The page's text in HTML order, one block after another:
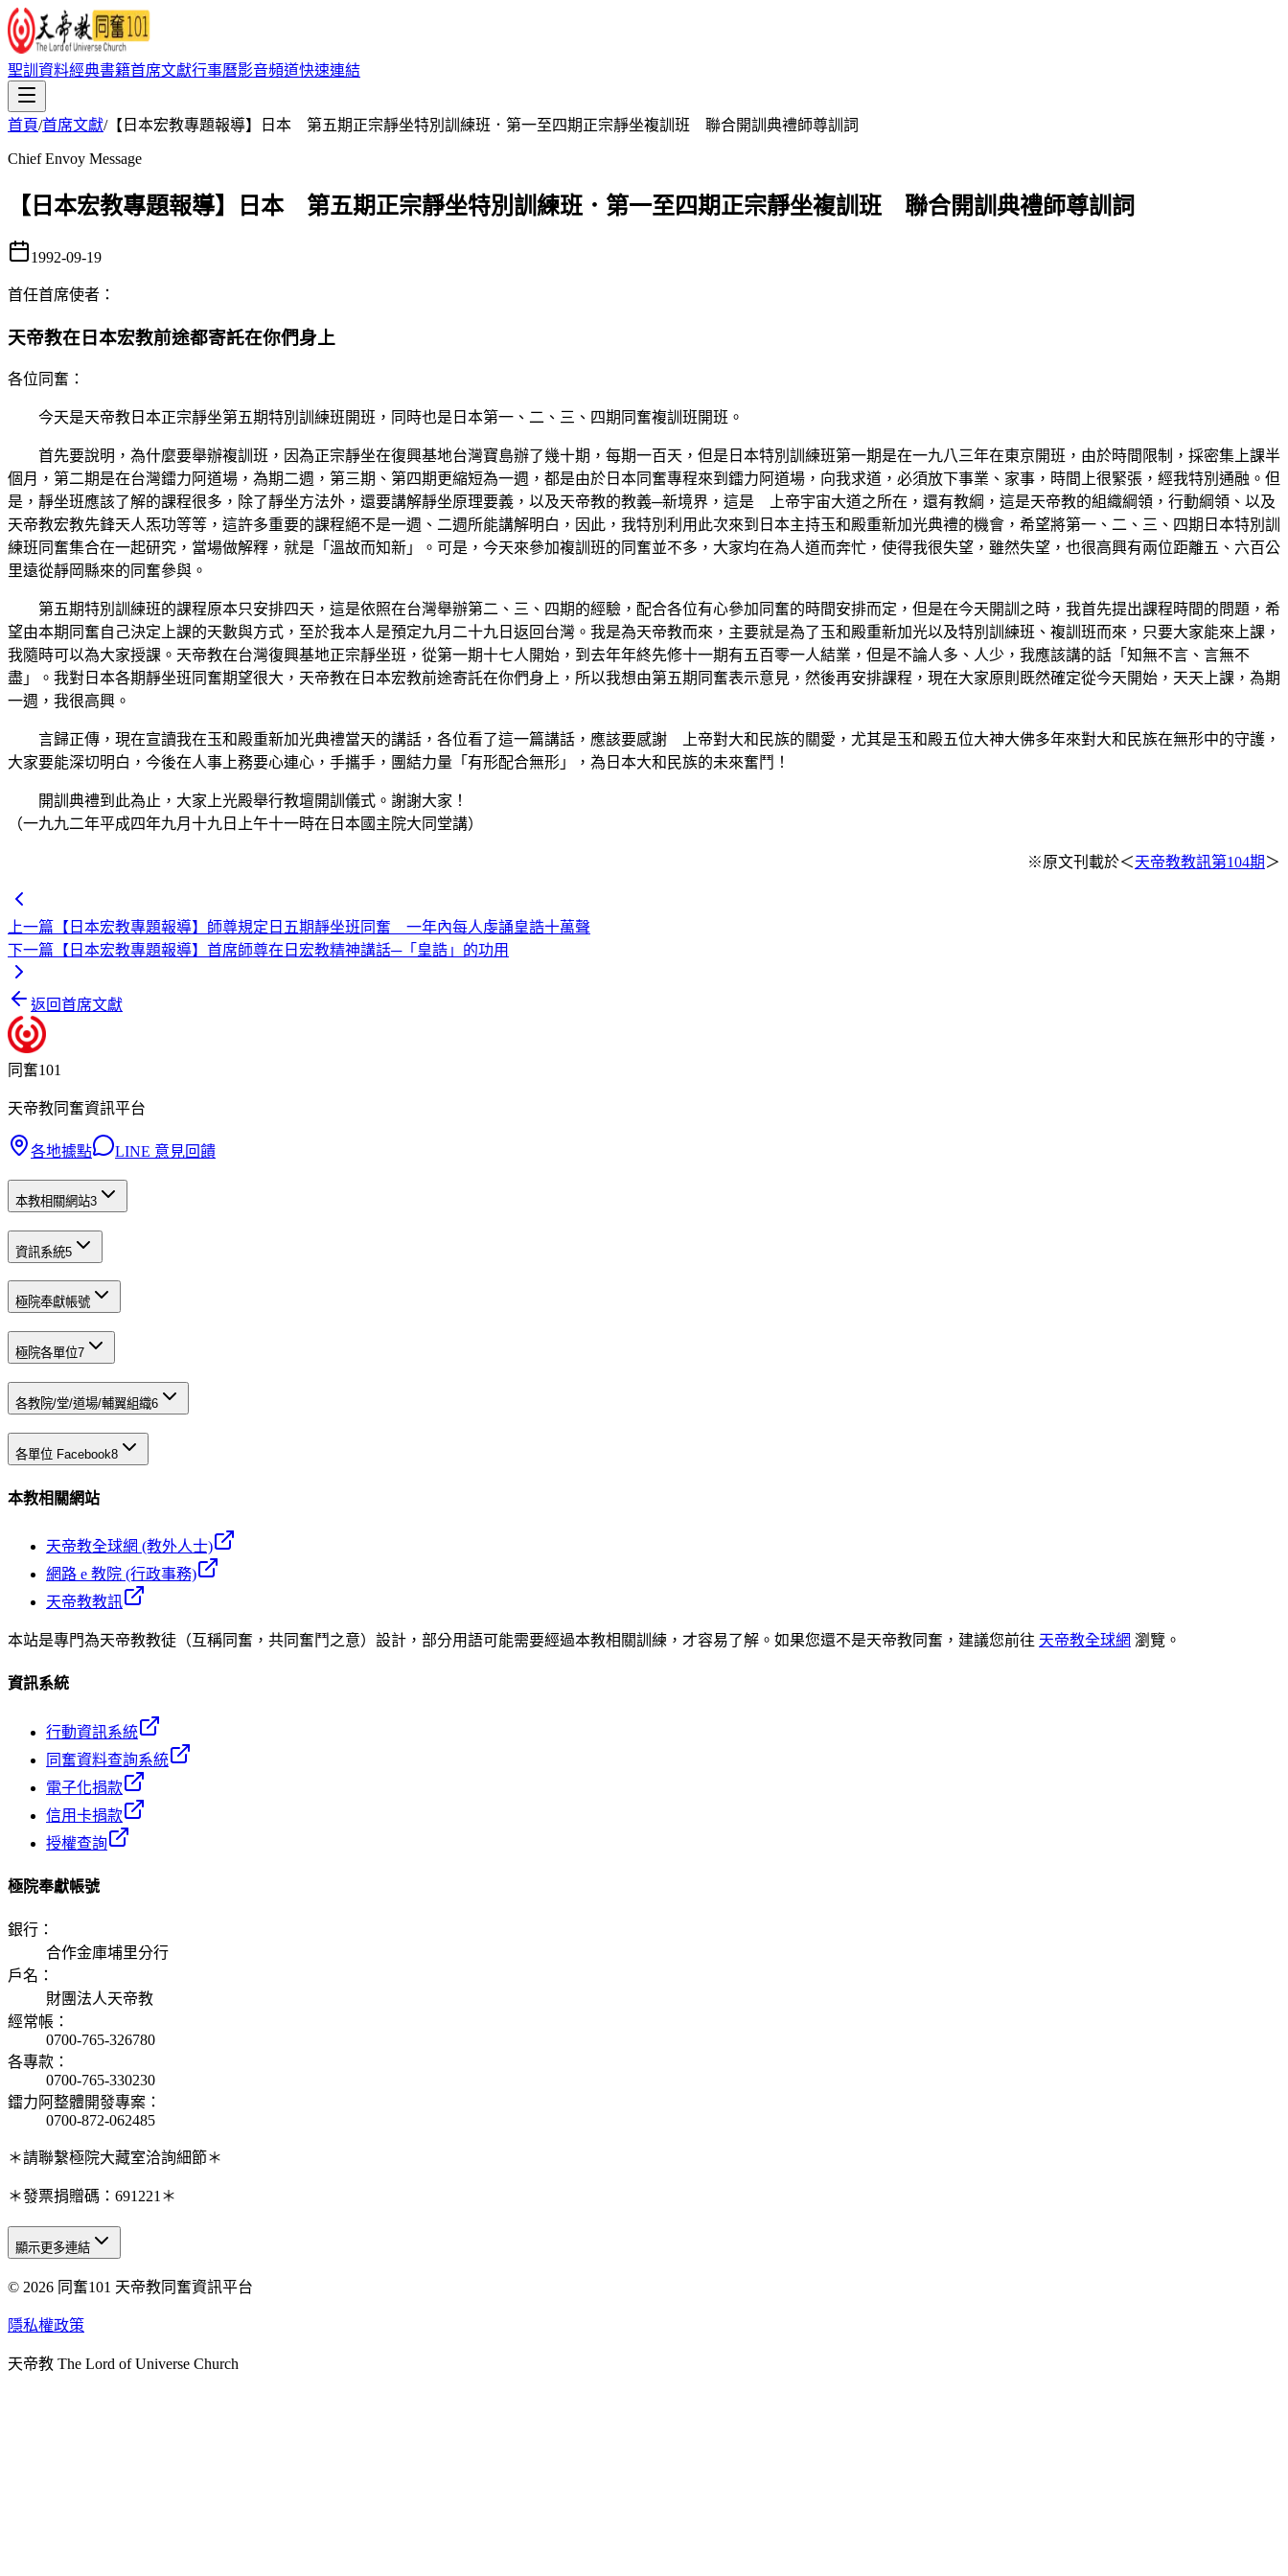
聖訓資料經典書籍首席文獻行事曆影音頻道快速連結
首頁/首席文獻/【日本宏教專題報導】日本 第五期正宗靜坐特別訓練班．第一至四期正宗靜坐複訓班 聯合開訓典禮師尊訓詞
Chief Envoy Message
【日本宏教專題報導】日本 第五期正宗靜坐特別訓練班．第一至四期正宗靜坐複訓班 聯合開訓典禮師尊訓詞
1992-09-19
首任首席使者 ：
天帝教在日本宏教前途都寄託在你們身上
各位同奮：
今天是天帝教日本正宗靜坐第五期特別訓練班開班，同時也是日本第一、二、三、四期同奮複訓班開班。
首先要說明，為什麼要舉辦複訓班，因為正宗靜坐在復興基地台灣寶島辦了幾十期，每期一百天，但是日本特別訓練班第一期是在一九八三年在東京開班，由於時間限制，採密集上課半
個月，第二期是在台灣鐳力阿道場，為期二週，第三期、第四期更縮短為一週，都是由於日本同奮專程來到鐳力阿道場，向我求道，必須放下事業、家事，時間上很緊張，經我特別通融。但
是，靜坐班應該了解的課程很多，除了靜坐方法外，還要講解靜坐原理要義，以及天帝教的教義─新境界，這是 上帝宇宙大道之所在，還有教綱，這是天帝教的組織綱領，行動綱領、以及
天帝教宏教先鋒天人炁功等等，這許多重要的課程絕不是一週、二週所能講解明白，因此，我特別利用此次來到日本主持玉和殿重新加光典禮的機會，希望將第一、二、三、四期日本特別訓
練班同奮集合在一起研究，當場做解釋，就是「溫故而知新」。可是，今天來參加複訓班的同奮並不多，大家均在為人道而奔忙，使得我很失望，雖然失望，也很高興有兩位距離五、六百公
里遠從靜岡縣來的同奮參與。
第五期特別訓練班的課程原本只安排四天，這是依照在台灣舉辦第二、三、四期的經驗，配合各位有心參加同奮的時間安排而定，但是在今天開訓之時，我首先提出課程時間的問題，希
望由本期同奮自己決定上課的天數與方式，至於我本人是預定九月二十九日返回台灣。我是為天帝教而來，主要就是為了玉和殿重新加光以及特別訓練班、複訓班而來，只要大家能來上課，
我隨時可以為大家授課。天帝教在台灣復興基地正宗靜坐班，從第一期十七人開始，到去年年終先修十一期有五百零一人結業，但是不論人多、人少，我應該講的話「知無不言、言無不
盡」。我對日本各期靜坐班同奮期望很大，天帝教在日本宏教前途寄託在你們身上，所以我想由第五期同奮表示意見，然後再安排課程，現在大家原則既然確定從今天開始，天天上課，為期
一週，我很高興。
言歸正傳，現在宣讀我在玉和殿重新加光典禮當天的講話，各位看了這一篇講話，應該要感謝 上帝對大和民族的關愛，尤其是玉和殿五位大神大佛多年來對大和民族在無形中的守護，
大家要能深切明白，今後在人事上務要心連心，手攜手，團結力量「有形配合無形」，為日本大和民族的未來奮鬥！
開訓典禮到此為止，大家上光殿舉行教壇開訓儀式。謝謝大家！
（一九九二年平成四年九月十九日上午十一時在日本國主院大同堂講）
※原文刊載於＜天帝教教訊第104期 ＞
上一篇 【日本宏教專題報導】師尊規定日五期靜坐班同奮 一年內每人虔誦皇誥十萬聲
下一篇 【日本宏教專題報導】首席師尊在日宏教精神講話─「皇誥」的功用
返回首席文獻
同奮101
天帝教同奮資訊平台
各地據點 LINE 意見回饋
本教相關網站3
資訊系統5
極院奉獻帳號
極院各單位7
各教院/堂/道場/輔翼組織6
各單位 Facebook8
本教相關網站
天帝教全球網 (教外人士)
網路 e 教院 (行政事務)
天帝教教訊
本站是專門為天帝教教徒（互稱同奮，共同奮鬥之意）設計，部分用語可能需要經過本教相關訓練，才容易了解。如果您還不是天帝教同奮，建議您前往 天帝教全球網 瀏覽。
資訊系統
行動資訊系統
同奮資料查詢系統
電子化捐款
信用卡捐款
授權查詢
極院奉獻帳號
銀行 ：
合作金庫埔里分行
戶名 ：
財團法人天帝教
經常帳 ：
0700-765-326780
各專款 ：
0700-765-330230
鐳力阿整體開發專案 ：
0700-872-062485
＊請聯繫極院大藏室洽詢細節＊
＊發票捐贈碼：691221＊
天人研究總院
天人研究學院
天人炁功院
顯示更多連結
© 2026 同奮101 天帝教同奮資訊平台
隱私權政策
天帝教 The Lord of Universe Church